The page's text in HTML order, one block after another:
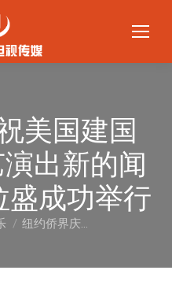
美国建国
出新的闻
盛成功举行
纽约侨界庆…